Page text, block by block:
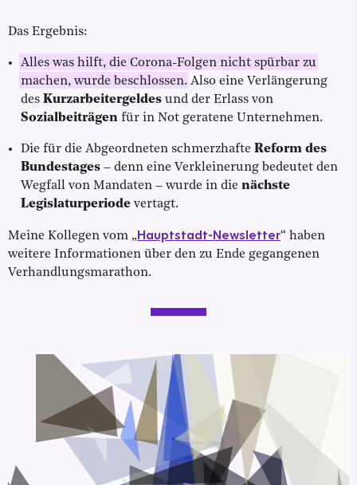
Das Ergebnis:
Alles was hilft, die Corona-Folgen nicht spürbar zu
machen, wurde beschlossen. Also eine Verlängerung
des Kurzarbeitergeldes und der Erlass von
Sozialbeiträgen für in Not geratene Unternehmen.
Die für die Abgeordneten schmerzhafte Reform des
Bundestages – denn eine Verkleinerung bedeutet den
Wegfall von Mandaten – wurde in die nächste
Legislaturperiode vertagt.
Meine Kollegen vom „Hauptstadt-Newsletter“ haben
weitere Informationen über den zu Ende gegangenen
Verhandlungsmarathon.